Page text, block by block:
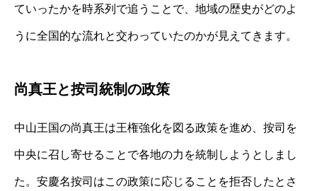
ていったかを時系列で追うことで、地域の歴史がどのよ
うに全国的な流れと交わっていたのかが見えてきます。
尚真王と按司統制の政策
中山王国の尚真王は王権強化を図る政策を進め、按司を
中央に召し寄せることで各地の力を統制しようとしまし
た。安慶名按司はこの政策に応じることを拒否したとさ